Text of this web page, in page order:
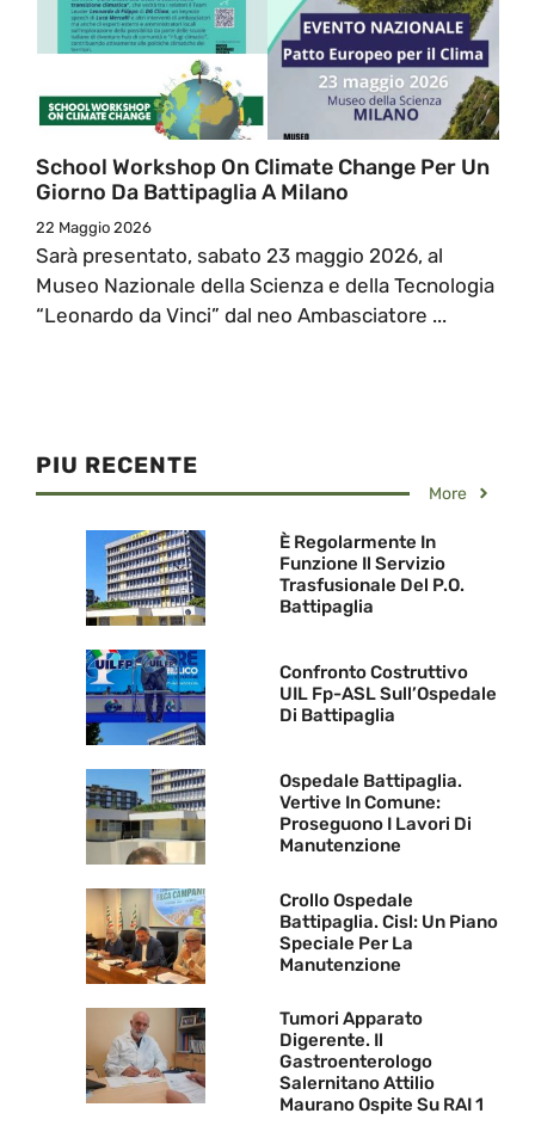
School Workshop On Climate Change Per Un
Giorno Da Battipaglia A Milano
22 Maggio 2026
Sarà presentato, sabato 23 maggio 2026, al
Museo Nazionale della Scienza e della Tecnologia
“Leonardo da Vinci” dal neo Ambasciatore ...
PIU RECENTE
More
È Regolarmente In
Funzione Il Servizio
Trasfusionale Del P.O.
Battipaglia
Confronto Costruttivo
UIL Fp-ASL Sull’Ospedale
Di Battipaglia
Ospedale Battipaglia.
Vertive In Comune:
Proseguono I Lavori Di
Manutenzione
Crollo Ospedale
Battipaglia. Cisl: Un Piano
Speciale Per La
Manutenzione
Tumori Apparato
Digerente. Il
Gastroenterologo
Salernitano Attilio
Maurano Ospite Su RAI 1